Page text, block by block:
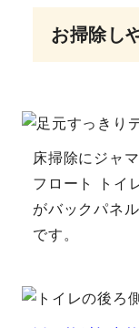
お掃除し
床掃除にジャ
フロート トイ
がバックパネ
です。